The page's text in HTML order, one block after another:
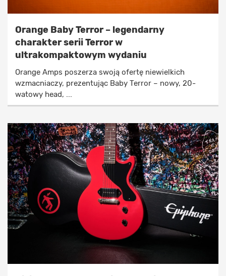
Orange Baby Terror – legendarny
charakter serii Terror w
ultrakompaktowym wydaniu
Orange Amps poszerza swoją ofertę niewielkich
wzmacniaczy, prezentując Baby Terror – nowy, 20-
watowy head, ...